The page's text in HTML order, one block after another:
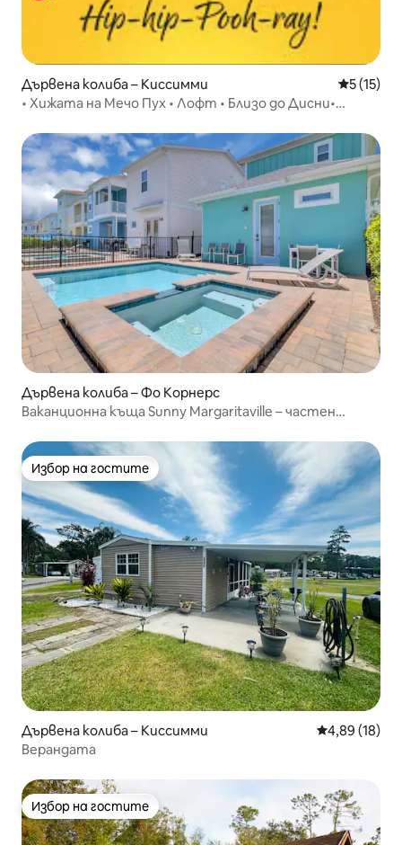
Дървена колиба – Киссимми Средна
5 (15)
• Хижата на Мечо Пух • Лофт • Близо до Дисни•
Дървена колиба – Фо Корнерс
Ваканционна къща Sunny Margaritaville – частен
Избор на гостите
Избор на гостите
Дървена колиба – Киссимми Средна
4,89 (18)
Верандата
Избор на гостите
Избор на гостите